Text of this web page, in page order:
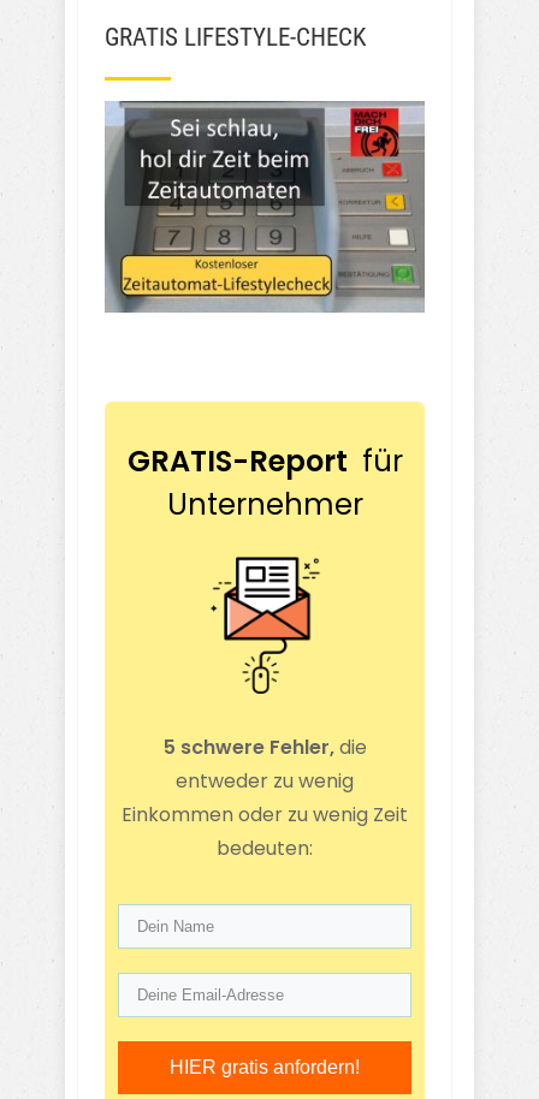
GRATIS LIFESTYLE-CHECK
GRATIS-Report für
Unternehmer
5 schwere Fehler,die
entweder zu wenig
Einkommen oder zu wenig Zeit
bedeuten:
HIER gratis anfordern!